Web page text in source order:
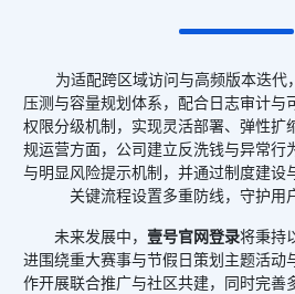
为适配跨区域访问与高频版本迭代，
压测与容量规划体系，配合日志审计与
权限分级机制，实现灵活部署、弹性扩
规运营方面，公司建立反洗钱与异常行
与明显风险提示机制，并通过制度建设
关键流程设置多重防线，守护用
未来发展中， 壹号官网登录将秉持
进围绕重大赛事与节假日策划主题活动
作开展联合推广与社区共建，同时完善